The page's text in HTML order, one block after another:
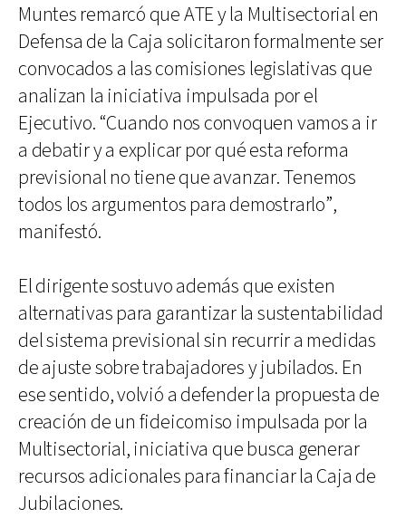
Muntes remarcó que ATE y la Multisectorial en
Defensa de la Caja solicitaron formalmente ser
convocados a las comisiones legislativas que
analizan la iniciativa impulsada por el
Ejecutivo. “Cuando nos convoquen vamos a ir
a debatir y a explicar por qué esta reforma
previsional no tiene que avanzar. Tenemos
todos los argumentos para demostrarlo”,
manifestó.
El dirigente sostuvo además que existen
alternativas para garantizar la sustentabilidad
del sistema previsional sin recurrir a medidas
de ajuste sobre trabajadores y jubilados. En
ese sentido, volvió a defender la propuesta de
creación de un fideicomiso impulsada por la
Multisectorial, iniciativa que busca generar
recursos adicionales para financiar la Caja de
Jubilaciones.